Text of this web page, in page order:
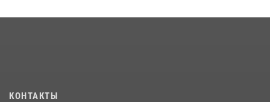
15 июля 2026, 05:05
КОНТАКТЫ